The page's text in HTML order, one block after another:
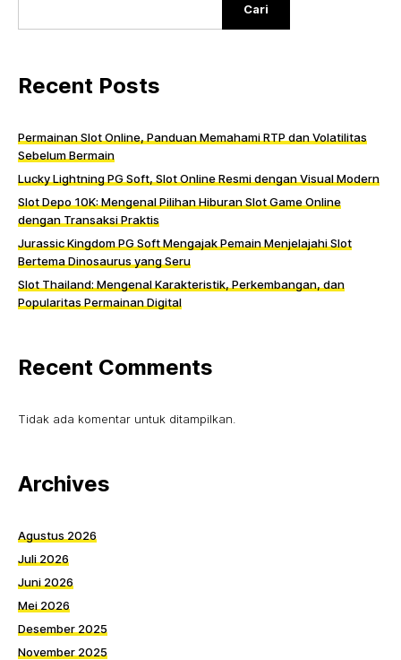
Cari
Recent Posts
Permainan Slot Online, Panduan Memahami RTP dan Volatilitas
Sebelum Bermain
Lucky Lightning PG Soft, Slot Online Resmi dengan Visual Modern
Slot Depo 10K: Mengenal Pilihan Hiburan Slot Game Online
dengan Transaksi Praktis
Jurassic Kingdom PG Soft Mengajak Pemain Menjelajahi Slot
Bertema Dinosaurus yang Seru
Slot Thailand: Mengenal Karakteristik, Perkembangan, dan
Popularitas Permainan Digital
Recent Comments
Tidak ada komentar untuk ditampilkan.
Archives
Agustus 2026
Juli 2026
Juni 2026
Mei 2026
Desember 2025
November 2025